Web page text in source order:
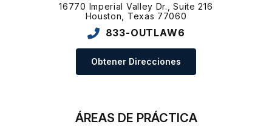
16770 Imperial Valley Dr., Suite 216
Houston, Texas 77060
833-OUTLAW6
Obtener Direcciones
ÁREAS DE PRÁCTICA